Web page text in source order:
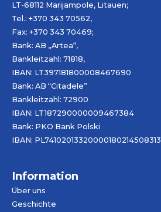
LT-68112 Marijampole, Litauen;
Tel.: +370 343 70562,
Fax: +370 343 70469;
Bank: AB „Artea“,
Bankleitzahl: 71818,
IBAN: LT397181800008467690
Bank: AB “Citadele”
Bankleitzahl: 72900
IBAN: LT187290000009467384
Bank: PKO Bank Polski
IBAN: PL74102013320000180214508313
Information
Über uns
Geschichte